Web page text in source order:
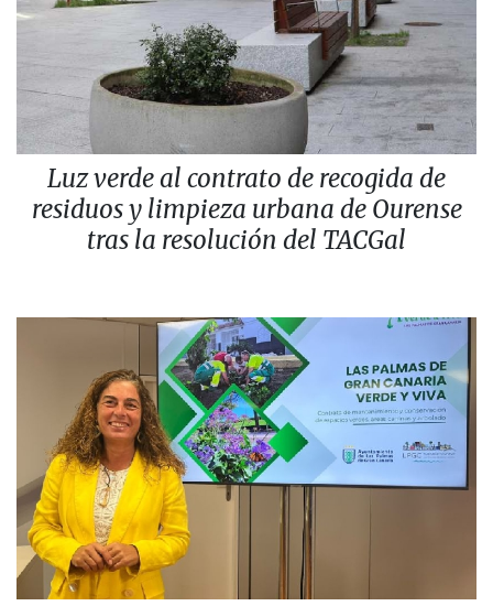
Luz verde al contrato de recogida de
residuos y limpieza urbana de Ourense
tras la resolución del TACGal